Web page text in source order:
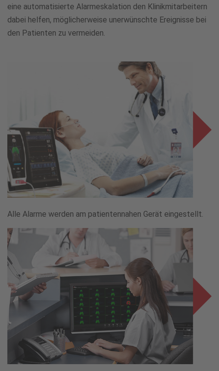
eine automatisierte Alarmeskalation den Klinikmitarbeitern
dabei helfen, möglicherweise unerwünschte Ereignisse bei
den Patienten zu vermeiden.
Alle Alarme werden am patientennahen Gerät eingestellt.